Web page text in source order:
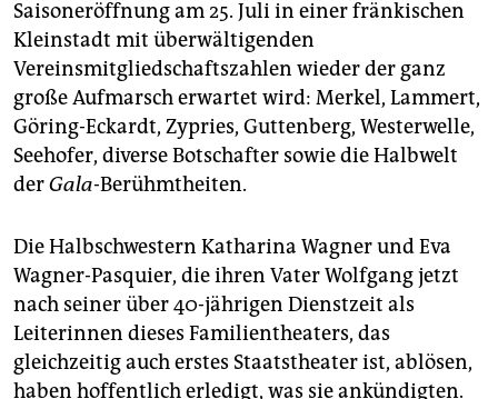
Herheim und Katharina Wagner. Neu ist in diesem
Jahr ein Vermittlungsprogramm mit
Einführungsvorträgen und dem "Fliegenden
Holländer" in einer Bearbeitung speziell für Kinder.
Saisoneröffnung am 25. Juli in einer fränkischen
Kleinstadt mit überwältigenden
Vereinsmitgliedschaftszahlen wieder der ganz
große Aufmarsch erwartet wird: Merkel, Lammert,
Göring-Eckardt, Zypries, Guttenberg, Westerwelle,
Seehofer, diverse Botschafter sowie die Halbwelt
derGala-Berühmtheiten.
Die Halbschwestern Katharina Wagner und Eva
Wagner-Pasquier, die ihren Vater Wolfgang jetzt
nach seiner über 40-jährigen Dienstzeit als
Leiterinnen dieses Familientheaters, das
gleichzeitig auch erstes Staatstheater ist, ablösen,
haben hoffentlich erledigt, was sie ankündigten.